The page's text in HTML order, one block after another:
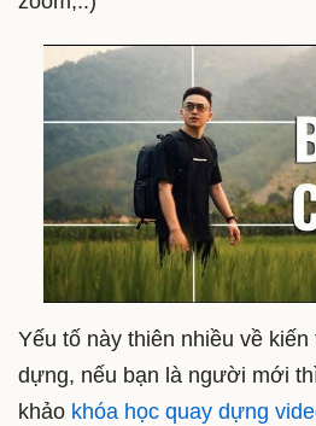
Yếu tố này thiên nhiều về
dựng, nếu bạn là người mới
khảo khóa học quay dựng